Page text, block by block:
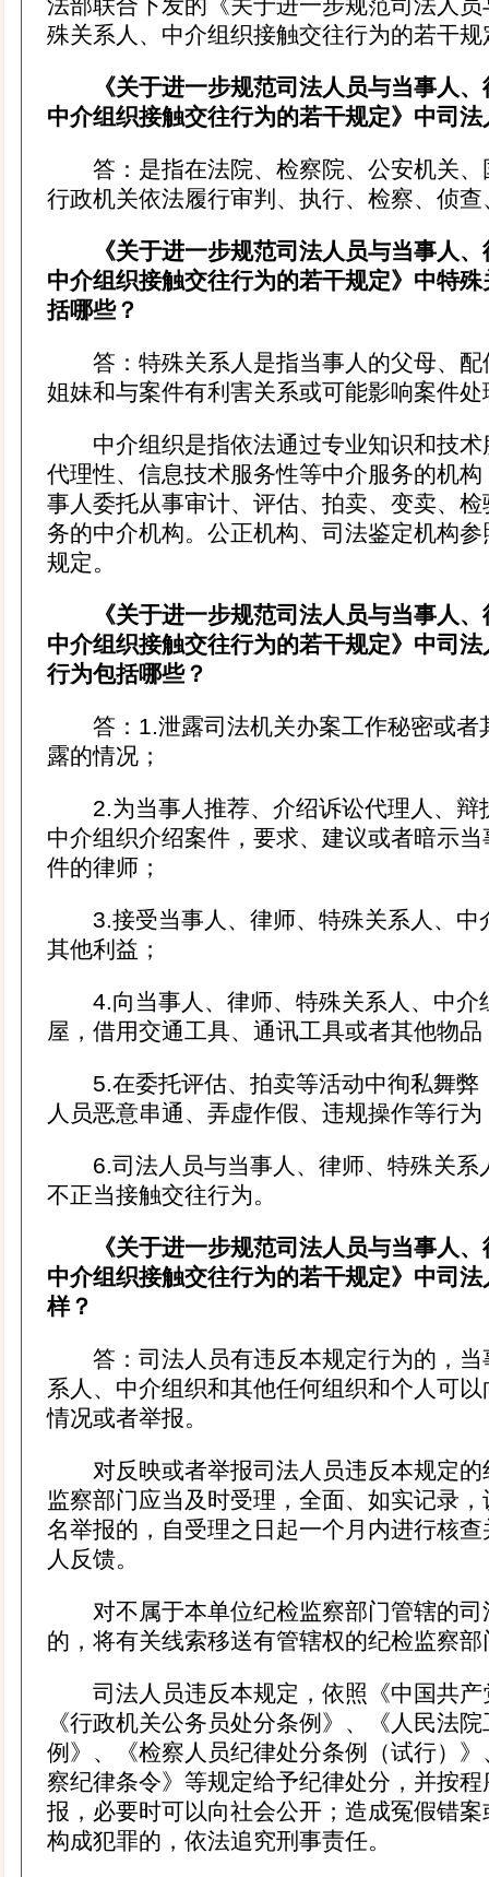
殊关系人、中介组织接触交往行为的若干规
《关于进一步规范司法人员与当事人
中介组织接触交往行为的若干规定》中司
答：是指在法院、检察院、公安机关、
行政机关依法履行审判、执行、检察、侦
《关于进一步规范司法人员与当事人
中介组织接触交往行为的若干规定》中特
括哪些？
答：特殊关系人是指当事人的父母、配
姐妹和与案件有利害关系或可能影响案件
中介组织是指依法通过专业知识和技术
代理性、信息技术服务性等中介服务的机
事人委托从事审计、评估、拍卖、变卖、
务的中介机构。公正机构、司法鉴定机构参
规定。
《关于进一步规范司法人员与当事人
中介组织接触交往行为的若干规定》中司
行为包括哪些？
答：1.泄露司法机关办案工作秘密或者
露的情况；
2.为当事人推荐、介绍诉讼代理人、辩
中介组织介绍案件，要求、建议或者暗示
件的律师；
3.接受当事人、律师、特殊关系人、中
其他利益；
4.向当事人、律师、特殊关系人、中介
屋，借用交通工具、通讯工具或者其他物
5.在委托评估、拍卖等活动中徇私舞弊
人员恶意串通、弄虚作假、违规操作等行
6.司法人员与当事人、律师、特殊关系
不正当接触交往行为。
《关于进一步规范司法人员与当事人
中介组织接触交往行为的若干规定》中司
样？
答：司法人员有违反本规定行为的，当
系人、中介组织和其他任何组织和个人可
情况或者举报。
对反映或者举报司法人员违反本规定的
监察部门应当及时受理，全面、如实记录
名举报的，自受理之日起一个月内进行核
人反馈。
对不属于本单位纪检监察部门管辖的司
的，将有关线索移送有管辖权的纪检监察
司法人员违反本规定，依照《中国共产
《行政机关公务员处分条例》、《人民法
例》、《检察人员纪律处分条例（试行）
察纪律条令》等规定给予纪律处分，并按
报，必要时可以向社会公开；造成冤假错
构成犯罪的，依法追究刑事责任。